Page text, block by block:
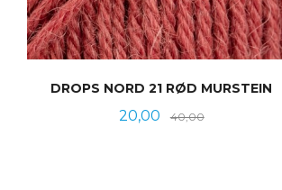
DROPS NORD 21 RØD MURSTEIN
Tilbud
20,00 40,00Rabatt